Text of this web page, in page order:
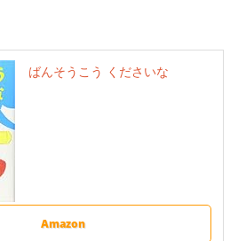
ばんそうこう くださいな
Amazon